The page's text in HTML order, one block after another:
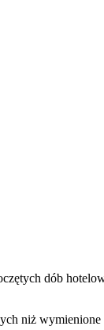
dób
niż